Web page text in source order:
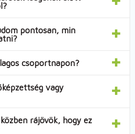
pontosan, min
csoportnapon?
vagy
rájövök, hogy ez